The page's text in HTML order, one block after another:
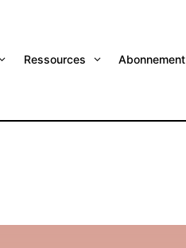
Ressources Abonnement